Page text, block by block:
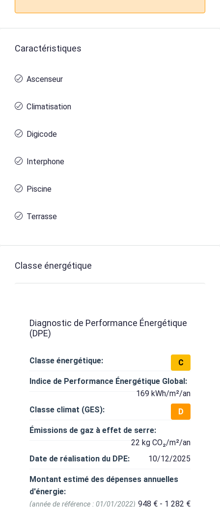
Caractéristiques
Ascenseur
Climatisation
Digicode
Interphone
Piscine
Terrasse
Classe énergétique
Diagnostic de Performance Énergétique
(DPE)
Classe énergétique:
C
Indice de Performance Énergétique Global:
169 kWh/m²/an
Classe climat (GES):
D
Émissions de gaz à effet de serre:
22 kg CO₂/m²/an
Date de réalisation du DPE:
10/12/2025
Montant estimé des dépenses annuelles
d'énergie:
948 € - 1 282 €
(année de référence : 01/01/2022)